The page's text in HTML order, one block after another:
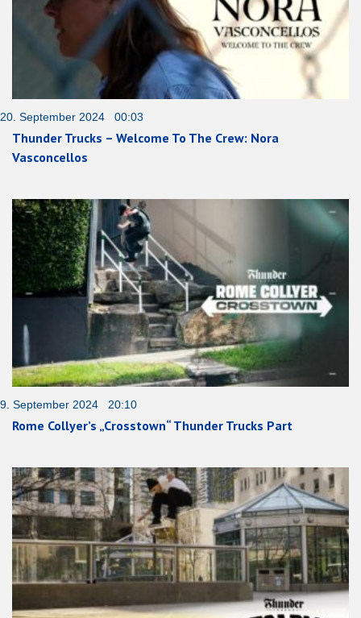
20. September 2024 00:03
Thunder Trucks – Welcome To The Crew: Nora
Vasconcellos
9. September 2024 20:10
Rome Collyer’s „Crosstown“ Thunder Trucks Part